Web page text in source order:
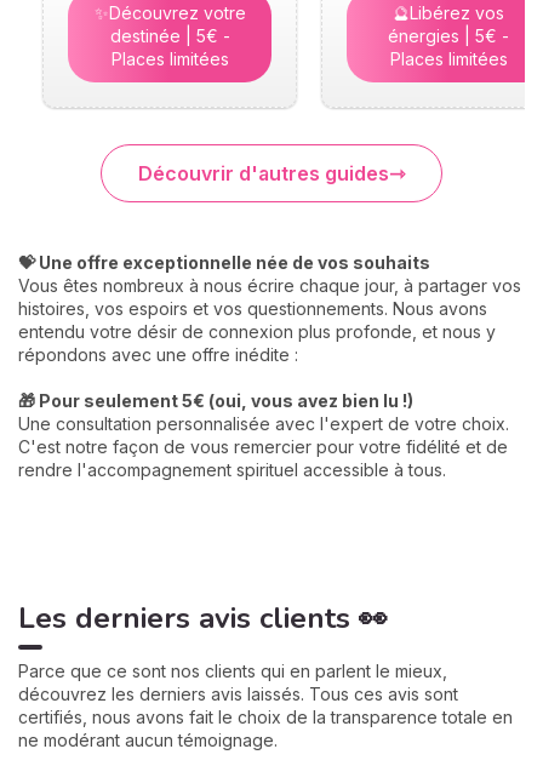
✨Découvrez votre
destinée | 5€ -
Places limitées
🔮Libérez vos
énergies | 5€ -
Places limitées
Découvrir d'autres guides
💝 Une offre exceptionnelle née de vos souhaits
Vous êtes nombreux à nous écrire chaque jour, à partager vos
histoires, vos espoirs et vos questionnements. Nous avons
entendu votre désir de connexion plus profonde, et nous y
répondons avec une offre inédite :
🎁 Pour seulement 5€ (oui, vous avez bien lu !)
Une consultation personnalisée avec l'expert de votre choix.
C'est notre façon de vous remercier pour votre fidélité et de
rendre l'accompagnement spirituel accessible à tous.
Les derniers avis clients 👀
Parce que ce sont nos clients qui en parlent le mieux,
découvrez les derniers avis laissés. Tous ces avis sont
certifiés, nous avons fait le choix de la transparence totale en
ne modérant aucun témoignage.